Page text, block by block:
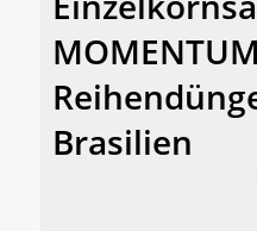
Brasilien